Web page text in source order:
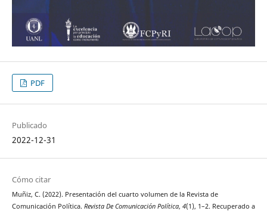
PDF
Publicado
2022-12-31
Cómo citar
Muñiz, C. (2022). Presentación del cuarto volumen de la Revista de
Comunicación Política. Revista De Comunicación Política, 4(1), 1–2. Recuperado a